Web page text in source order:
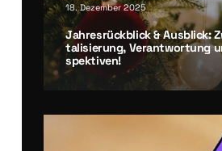
18. Dezember 2025
Jah­res­rück­blick & Aus­blick:
ta­li­sie­rung, Ver­ant­wor­tung
spek­ti­ven!